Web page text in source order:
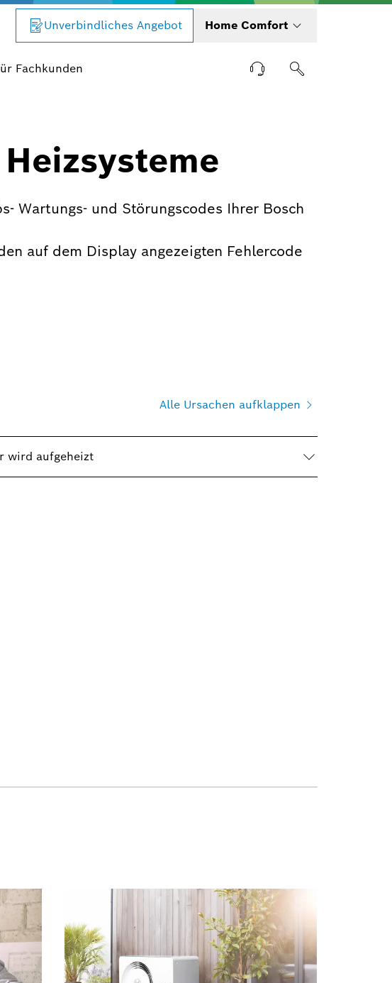
Unverbindliches Angebot Home Comfort
Fachkunden
Wartungs- und Störungscodes Ihrer Bosch
auf dem Display angezeigten Fehlercode
Alle Ursachen aufklappen
wird aufgeheizt